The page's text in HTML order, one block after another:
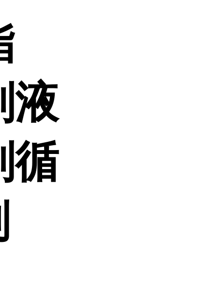
液
循